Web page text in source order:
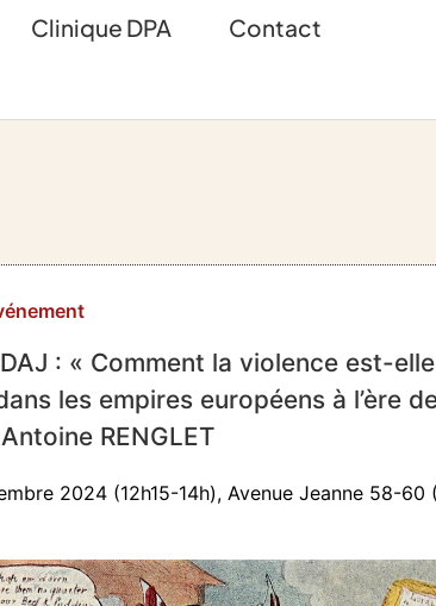
Clinique DPA Contact
: « Comment la violence est-
les empires européens à l’ère
RENGLET
2024 (12h15-14h), Avenue Jeanne 58-60